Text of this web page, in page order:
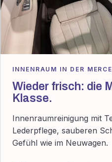
INNENRAUM IN DER
Wieder frisch: die
Klasse.
Innenraumreinigung mit
Lederpflege, sauberen
Gefühl wie im Neuwagen.